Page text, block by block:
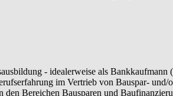
- idealerweise als
im Vertrieb von Bauspar- und/
den Bereichen Bausparen und